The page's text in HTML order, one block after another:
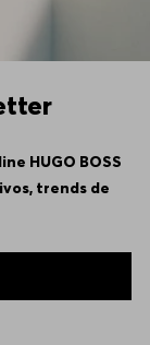
HUGO BOSS
trends de